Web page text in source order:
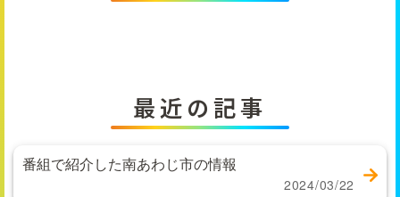
最近の記事
番組で紹介した南あわじ市の情報
2024/03/22